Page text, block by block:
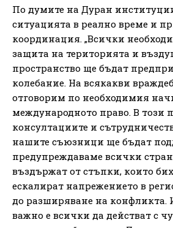
По думите на Дуран
ситуацията в реално време и
координация. „Всички
защита на територията и
пространство ще бъдат
колебание. На всякакви
отговорим по необходимия
международното право. В този
консултациите и
нашите съюзници ще бъдат
предупреждаваме всички
въздържат от стъпки, които
ескалират напрежението в
до разширяване на конфликта.
важно е всички да действат с